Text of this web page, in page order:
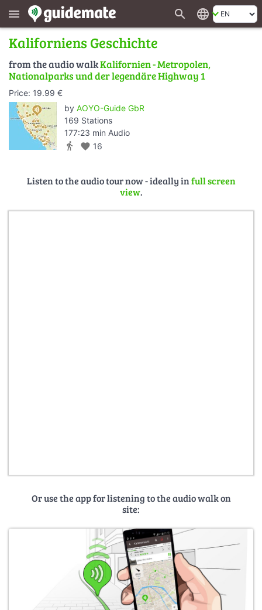
menu search language
Kaliforniens Geschichte
from the audio walkKalifornien - Metropolen,
Nationalparks und der legendäre Highway 1
Price: 19.99 €
by AOYO-Guide GbR
169 Stations
177:23 min Audio
directions_walk favorite 16
Listen to the audio tour now - ideally infull screen
view.
Or use the app for listening to the audio walk on
site: